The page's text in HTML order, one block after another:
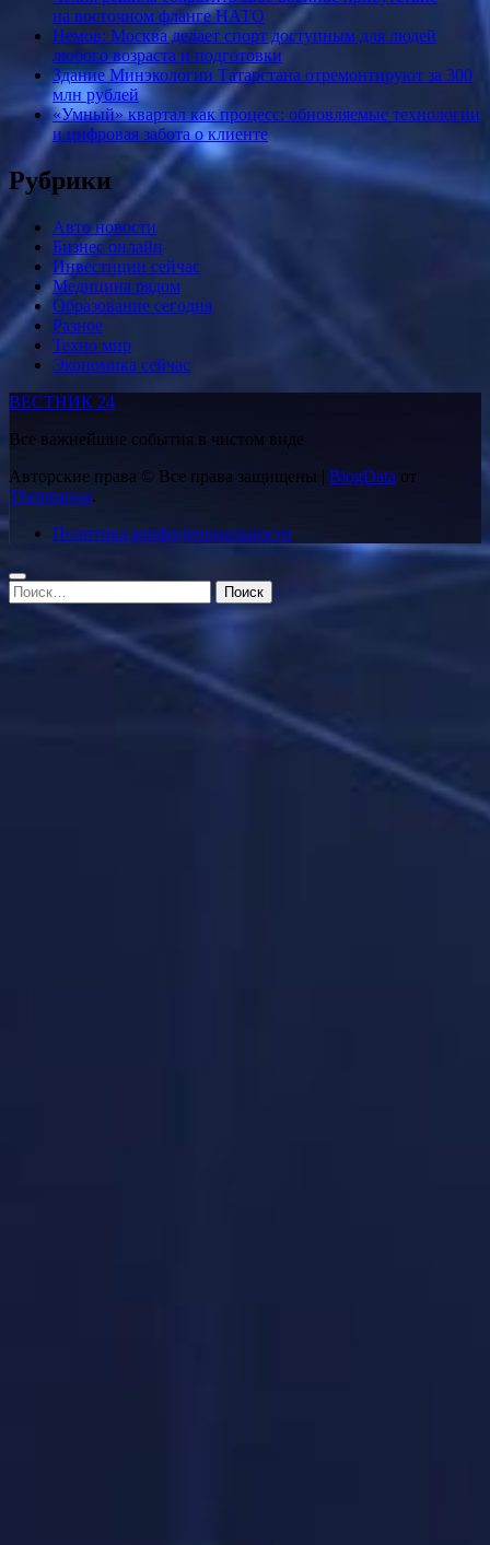
на восточном фланге НАТО
Немов: Москва делает спорт доступным для людей
любого возраста и подготовки
Здание Минэкологии Татарстана отремонтируют за 300
млн рублей
«Умный» квартал как процесс: обновляемые технологии
и цифровая забота о клиенте
Рубрики
Авто новости
Бизнес онлайн
Инвестиции сейчас
Медицина рядом
Образование сегодня
Разное
Техно мир
Экономика сейчас
ВЕСТНИК 24
Все важнейшие события в чистом виде
Авторские права © Все права защищены | BlogData от
Themeansar.
Политика конфиденциальности
Найти: